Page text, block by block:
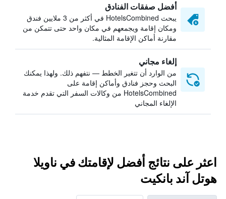
أفضل صفقات الفنادق
يبحث HotelsCombined في أكثر من 3 ملايين فندق
ومكان إقامة ويجمعهم في مكان واحد حتى تتمكن من
مقارنة أماكن الإقامة المثالية.
إلغاء مجاني
من الوارد أن تتغير الخطط — نتفهم ذلك. ولهذا يمكنك
البحث وحجز فنادق وأماكن إقامة على
HotelsCombined من وكالات السفر التي تقدم خدمة
الإلغاء المجاني
اعثر على نتائج أفضل لإقامتك في ناويلا
هوتل آند بانكيت